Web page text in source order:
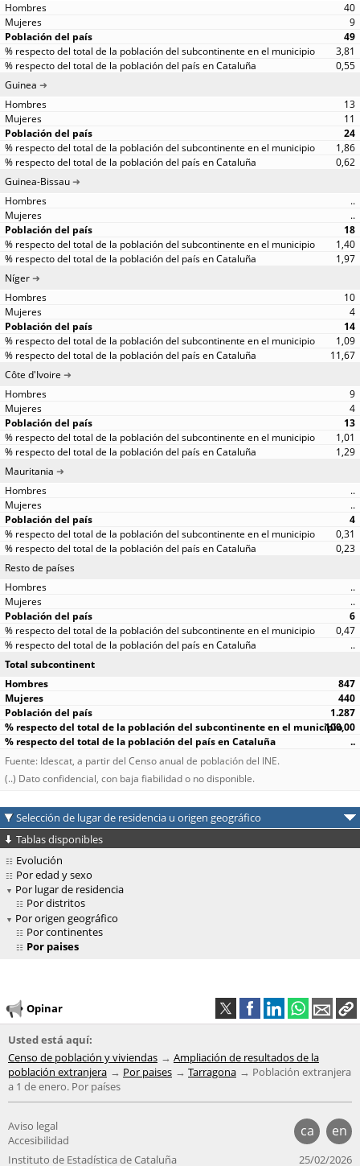
40
9
49
3,81
0,55
Guinea
13
11
24
1,86
0,62
Guinea-Bissau
..
..
18
1,40
1,97
Níger
10
4
14
1,09
11,67
Côte d'Ivoire
9
4
13
1,01
1,29
Mauritania
..
..
4
0,31
0,23
Resto de países
..
..
6
0,47
..
Total subcontinent
847
440
1.287
100,00
..
Fuente: Idescat, a partir del Censo anual de población del INE.
(..) Dato confidencial, con baja fiabilidad o no disponible.
Selección de lugar de residencia u origen geográfico
Tablas disponibles
Evolución
Por edad y sexo
Por lugar de residencia
Por distritos
Por origen geográfico
Por continentes
Por paises
Opinar
Usted está aquí:
Censo de población y viviendas
Ampliación de resultados de la
población extranjera
Por paises Tarragona
Población extranjera
a 1 de enero. Por países
ca en
Aviso legal
Accesibilidad
Instituto de Estadística de Cataluña
25/02/2026